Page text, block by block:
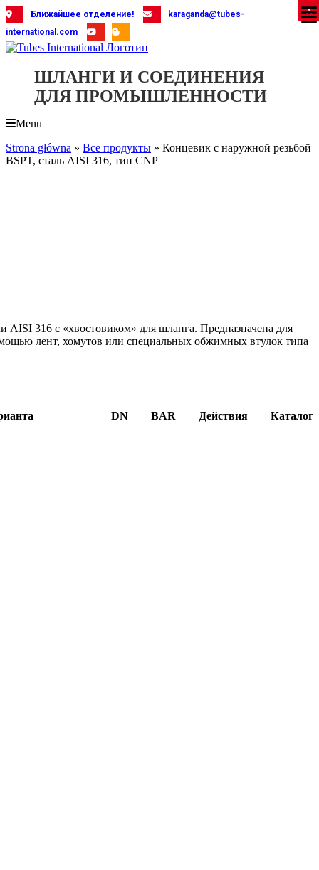
Skip
to
content
Ближайшее отделение!
karaganda@tubes-
international.com
ШЛАНГИ И СОЕДИНЕНИЯ
ДЛЯ ПРОМЫШЛЕННОСТИ
Menu
Strona główna » Все продукты » Концевик с наружной резьбой
BSPT, сталь AISI 316, тип CNP
AISI 316 с «хвостовиком» для шланга. Предназначена для
лент, хомутов или специальных обжимных втулок типа
DN BAR Действия Каталог
X
X
X
X
X
X
X
X
X
X
X
X
X
X
X
X
X
X
X